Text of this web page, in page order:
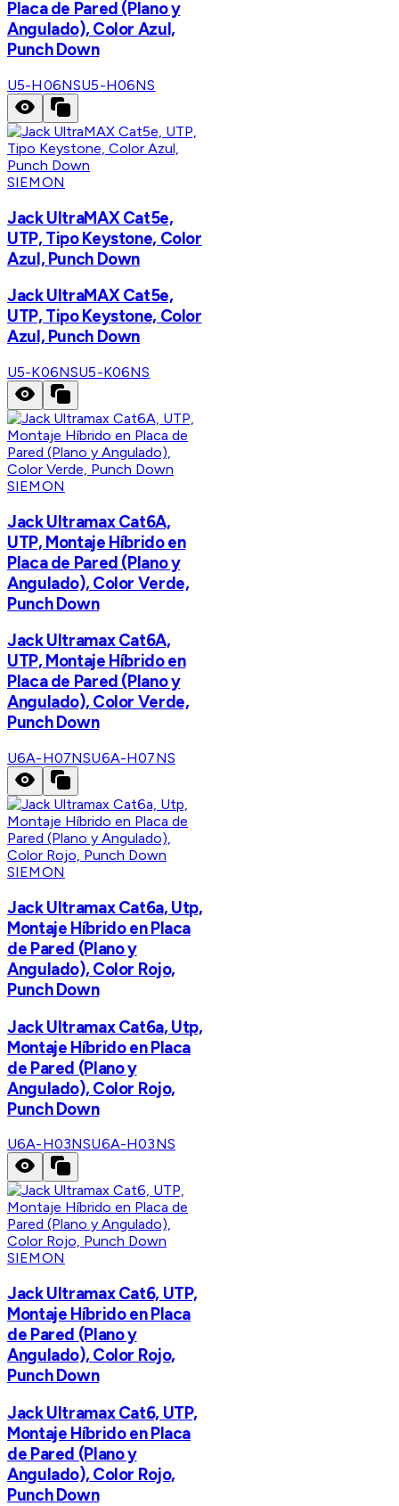
Placa de Pared (Plano y
Angulado), Color Azul,
Punch Down
U5-H06NSU5-H06NS
SIEMON
Jack UltraMAX Cat5e,
UTP, Tipo Keystone, Color
Azul, Punch Down
Jack UltraMAX Cat5e,
UTP, Tipo Keystone, Color
Azul, Punch Down
U5-K06NSU5-K06NS
SIEMON
Jack Ultramax Cat6A,
UTP, Montaje Híbrido en
Placa de Pared (Plano y
Angulado), Color Verde,
Punch Down
Jack Ultramax Cat6A,
UTP, Montaje Híbrido en
Placa de Pared (Plano y
Angulado), Color Verde,
Punch Down
U6A-H07NSU6A-H07NS
SIEMON
Jack Ultramax Cat6a, Utp,
Montaje Híbrido en Placa
de Pared (Plano y
Angulado), Color Rojo,
Punch Down
Jack Ultramax Cat6a, Utp,
Montaje Híbrido en Placa
de Pared (Plano y
Angulado), Color Rojo,
Punch Down
U6A-H03NSU6A-H03NS
SIEMON
Jack Ultramax Cat6, UTP,
Montaje Híbrido en Placa
de Pared (Plano y
Angulado), Color Rojo,
Punch Down
Jack Ultramax Cat6, UTP,
Montaje Híbrido en Placa
de Pared (Plano y
Angulado), Color Rojo,
Punch Down